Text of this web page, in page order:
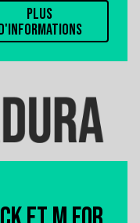
PLUS